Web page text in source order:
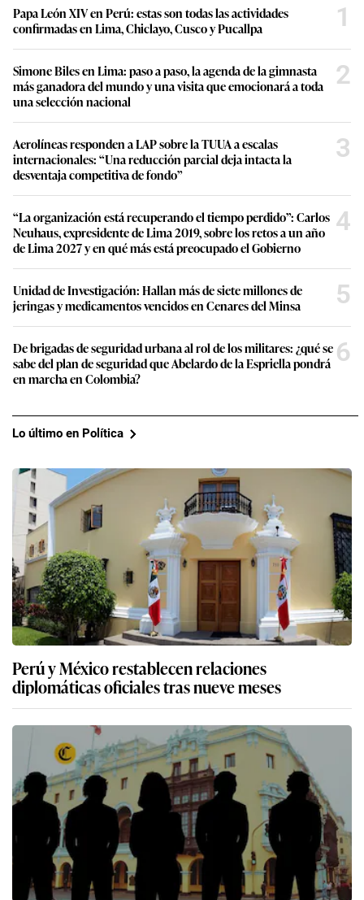
Papa León XIV en Perú: estas son todas las actividades
confirmadas en Lima, Chiclayo, Cusco y Pucallpa
1
Simone Biles en Lima: paso a paso, la agenda de la gimnasta
más ganadora del mundo y una visita que emocionará a toda
una selección nacional
2
Aerolíneas responden a LAP sobre la TUUA a escalas
internacionales: “Una reducción parcial deja intacta la
desventaja competitiva de fondo”
3
“La organización está recuperando el tiempo perdido”: Carlos
Neuhaus, expresidente de Lima 2019, sobre los retos a un año
de Lima 2027 y en qué más está preocupado el Gobierno
4
Unidad de Investigación: Hallan más de siete millones de
jeringas y medicamentos vencidos en Cenares del Minsa
5
De brigadas de seguridad urbana al rol de los militares: ¿qué se
sabe del plan de seguridad que Abelardo de la Espriella pondrá
en marcha en Colombia?
6
Lo último en Política
Perú y México restablecen relaciones
diplomáticas oficiales tras nueve meses